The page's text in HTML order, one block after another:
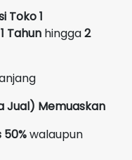
Toko 1
1 Tahun hingga2
Jual) Memuaskan
50%walaupun